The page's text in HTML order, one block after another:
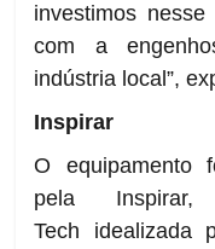
investimos
com a
indústria local”,
Inspirar
O equipamento
pela
Tech idealizada